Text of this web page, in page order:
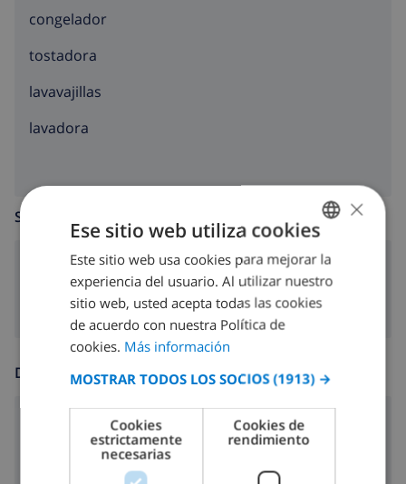
congelador
tostadora
lavavajillas
lavadora
SALA DE ESTAR
DIVERSIÓN
reproductor de CD
SPANISH
DUTCH
FRENCH
GERMAN
CATALAN
ITALIAN
DANISH
×
Ese sitio web utiliza cookies
Este sitio web usa cookies para mejorar la
experiencia del usuario. Al utilizar nuestro
sitio web, usted acepta todas las cookies
de acuerdo con nuestra Política de
cookies. Más información
MOSTRAR TODOS LOS SOCIOS (1913) →
Cookies
estrictamente
necesarias
Cookies de
rendimiento